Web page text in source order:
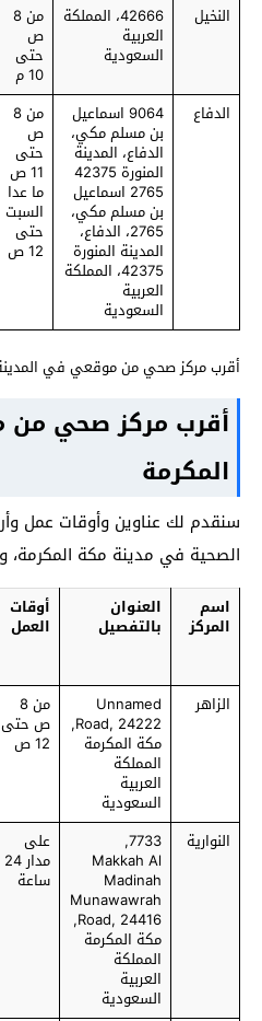
النخيل 42666، المملكة
العربية
السعودية
من 8
ص
حتى
10 م
الدفاع 9064 اسماعيل
بن مسلم مكي،
الدفاع، المدينة
المنورة 42375
2765 اسماعيل
بن مسلم مكي،
2765، الدفاع،
المدينة المنورة
42375، المملكة
العربية
السعودية
من 8
ص
حتى
11 ص
ما عدا
السبت
حتى
12 ص
أقرب مركز صحي من موقعي في المدينة
أقرب مركز صحي
المكرمة
سنقدم لك عناوين وأوقات عمل
الصحية في مدينة مكة المكرمة،
اسم
المركز
العنوان
بالتفصيل
أوقات
العمل
الزاهر
Unnamed
Road, 24222,
مكة المكرمة
المملكة
العربية
السعودية
من 8
ص حتى
12 ص
النوارية 7733,
Makkah Al
Madinah
Munawawrah
Road, 24416,
مكة المكرمة
المملكة
العربية
السعودية
على
مدار 24
ساعة